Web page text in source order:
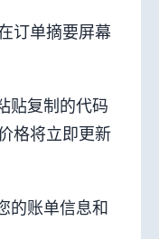
订单摘要屏幕
贴复制的代码
格将立即更新
的账单信息和